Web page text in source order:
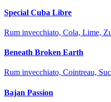
Special Cuba Libre
Rum invecchiato, Cola, Lime,
Beneath Broken Earth
Rum invecchiato, Cointreau,
Bajan Passion